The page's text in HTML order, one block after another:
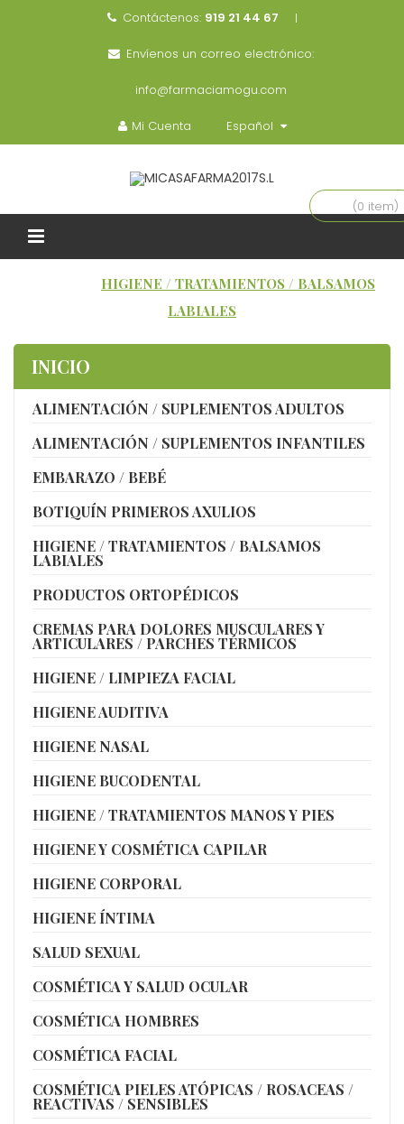
Contáctenos: 919 21 44 67
Envíenos un correo electrónico:
info@farmaciamogu.com
Mi Cuenta Español
(0 item)
HIGIENE / TRATAMIENTOS / BALSAMOS
LABIALES
INICIO
ALIMENTACIÓN / SUPLEMENTOS ADULTOS
ALIMENTACIÓN / SUPLEMENTOS INFANTILES
EMBARAZO / BEBÉ
BOTIQUÍN PRIMEROS AXULIOS
HIGIENE / TRATAMIENTOS / BALSAMOS
LABIALES
PRODUCTOS ORTOPÉDICOS
CREMAS PARA DOLORES MUSCULARES Y
ARTICULARES / PARCHES TÉRMICOS
HIGIENE / LIMPIEZA FACIAL
HIGIENE AUDITIVA
HIGIENE NASAL
HIGIENE BUCODENTAL
HIGIENE / TRATAMIENTOS MANOS Y PIES
HIGIENE Y COSMÉTICA CAPILAR
HIGIENE CORPORAL
HIGIENE ÍNTIMA
SALUD SEXUAL
COSMÉTICA Y SALUD OCULAR
COSMÉTICA HOMBRES
COSMÉTICA FACIAL
COSMÉTICA PIELES ATÓPICAS / ROSACEAS /
REACTIVAS / SENSIBLES